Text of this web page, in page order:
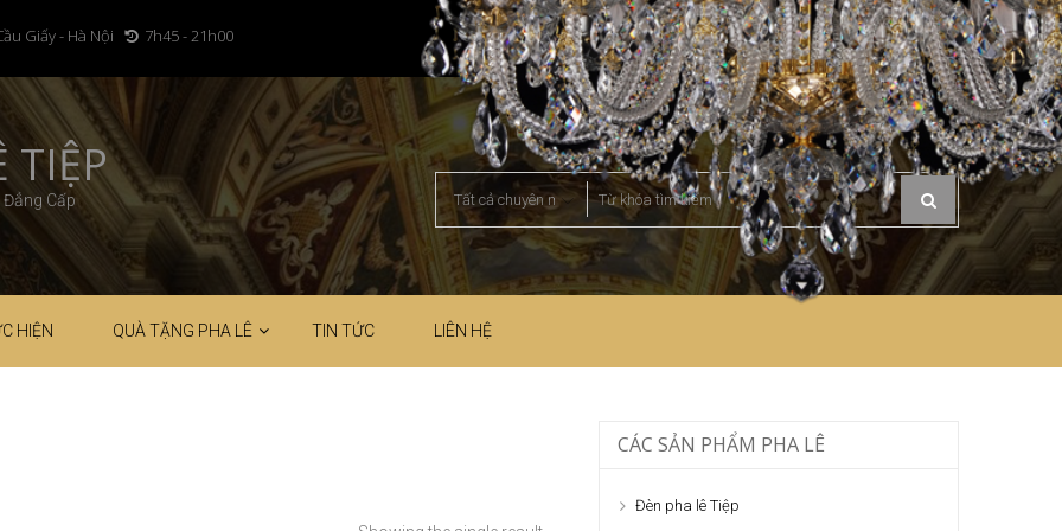
Giấy - Hà Nội 7h45 - 21h00
TIỆP
Cấp
HIỆN QUÀ TẶNG PHA LÊ TIN TỨC LIÊN HỆ
CÁC SẢN PHẨM PHA LÊ
Đèn pha lê Tiệp